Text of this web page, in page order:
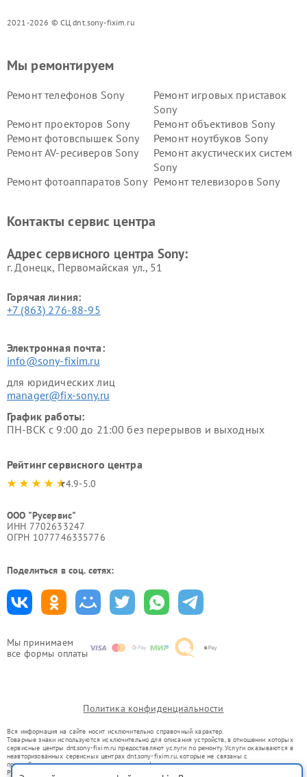
2021-2026 © СЦ dnt.sony-fixim.ru
Мы принимаем
все формы оплаты
Мы ремонтируем
Ремонт телефонов Sony
Ремонт игровых приставок
Sony
Ремонт проекторов Sony
Ремонт объективов Sony
Ремонт фотовспышек Sony
Ремонт ноутбуков Sony
Ремонт AV-ресиверов Sony
Ремонт акустических систем
Sony
Ремонт фотоаппаратов Sony Ремонт телевизоров Sony
Контакты сервис центра
Адрес сервисного центра Sony:
г. Донецк, Первомайская ул., 51
Горячая линия:
+7 (863) 276-88-95
Электронная почта:
info@sony-fixim.ru
для юридических лиц
manager@fix-sony.ru
График работы:
ПН-ВСК с 9:00 до 21:00 без перерывов и выходных
Рейтинг сервисного центра
4.9-5.0
ООО "Русервис"
ИНН 7702633247
ОГРН 1077746335776
Поделиться в соц. сетях:
Политика конфиденциальности
Вся информация на сайте носит исключительно справочный характер.
Товарные знаки используются исключительно для описания устройств, в отношении которых
сервисные центры dnt.sony-fixim.ru предоставляют услуги по ремонту. Услуги оказываются в
неавторизованных сервисных центрах dnt.sony-fixim.ru, которые не связаны с
правообладателями товарных знаков или их официальными представителями.
Ремонт осуществляется для устройств, уже введенных в гражданский оборот в соответствии